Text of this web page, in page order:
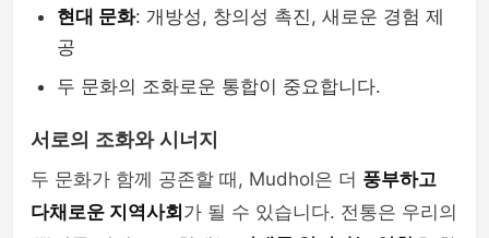
현대 문화: 개방성, 창의성 촉진, 새로운 경험 제
공
두 문화의 조화로운 통합이 중요합니다.
서로의 조화와 시너지
두 문화가 함께 공존할 때, Mudhol은 더 풍부하고
다채로운 지역사회 가 될 수 있습니다. 전통은 우리의